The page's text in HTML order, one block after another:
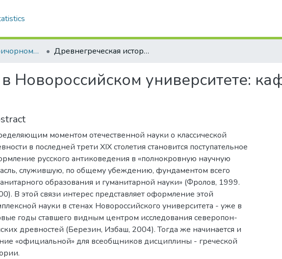
Стародавнє Причорномор’я Древнегреческая история в Новороссийском университете: кафедра классической филологии
Новороссийском университете:
моментом отечественной науки о классической
в последней трети XIX столетия становится поступательное
русского антиковедения в «полнокровную научную
служившую, по общему убеждению, фундаментом всего
образования и гуманитарной науки» (Фролов, 1999.
В этой связи интерес представляет оформление этой
науки в стенах Новороссийского университета - уже в
годы ставшего видным центром исследования северопон-
древностей (Березин, Избаш, 2004). Тогда же начинается и
«официальной» для всеобщников дисциплины - греческой